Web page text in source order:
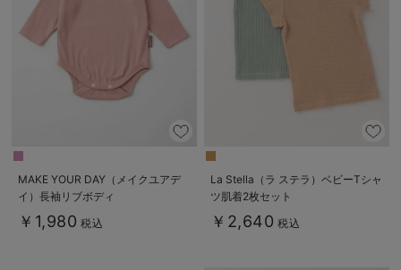
MAKE YOUR DAY（メイクユアデ
イ）長袖リブボディ
￥1,980 税込
La Stella（ラ ステラ）ベビーTシャ
ツ肌着2枚セット
￥2,640 税込